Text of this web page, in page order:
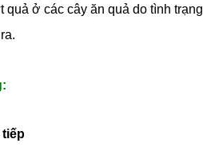
quả ở các cây ăn quả do tình trạng